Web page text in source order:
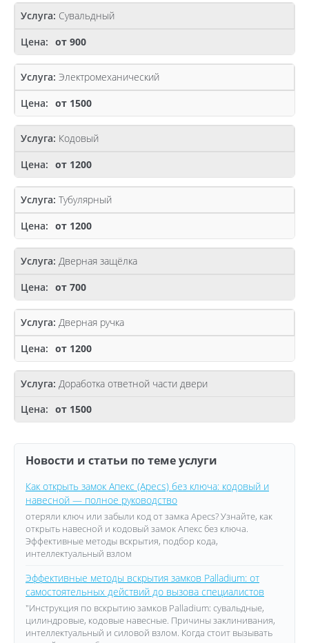
Сувальдный
от 900
Электромеханический
от 1500
Кодовый
от 1200
Тубулярный
от 1200
Дверная защёлка
от 700
Дверная ручка
от 1200
Доработка ответной части двери
от 1500
Новости и статьи по теме услуги
Как открыть замок Апекс (Apecs) без ключа: кодовый и
навесной — полное руководство
отеряли ключ или забыли код от замка Apecs? Узнайте, как
открыть навесной и кодовый замок Апекс без ключа.
Эффективные методы вскрытия, подбор кода,
интеллектуальный взлом
Эффективные методы вскрытия замков Palladium: от
самостоятельных действий до вызова специалистов
"Инструкция по вскрытию замков Palladium: сувальдные,
цилиндровые, кодовые навесные. Причины заклинивания,
интеллектуальный и силовой взлом. Когда стоит вызывать